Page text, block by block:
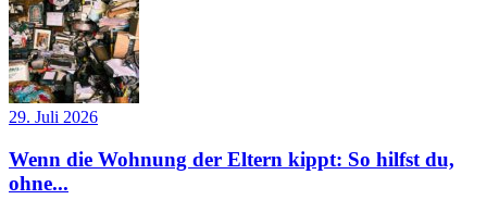
29. Juli 2026
Wenn die Wohnung der Eltern kippt: So hilfst du,
ohne...